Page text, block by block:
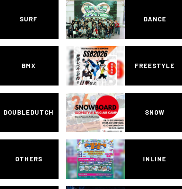
SURF DANCE
BMX FREESTYLE
DOUBLEDUTCH SNOW
OTHERS INLINE